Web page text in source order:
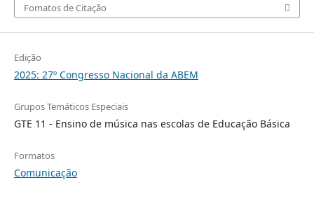
Fomatos de Citação
Edição
2025: 27º Congresso Nacional da ABEM
Grupos Temáticos Especiais
GTE 11 - Ensino de música nas escolas de Educação Básica
Formatos
Comunicação